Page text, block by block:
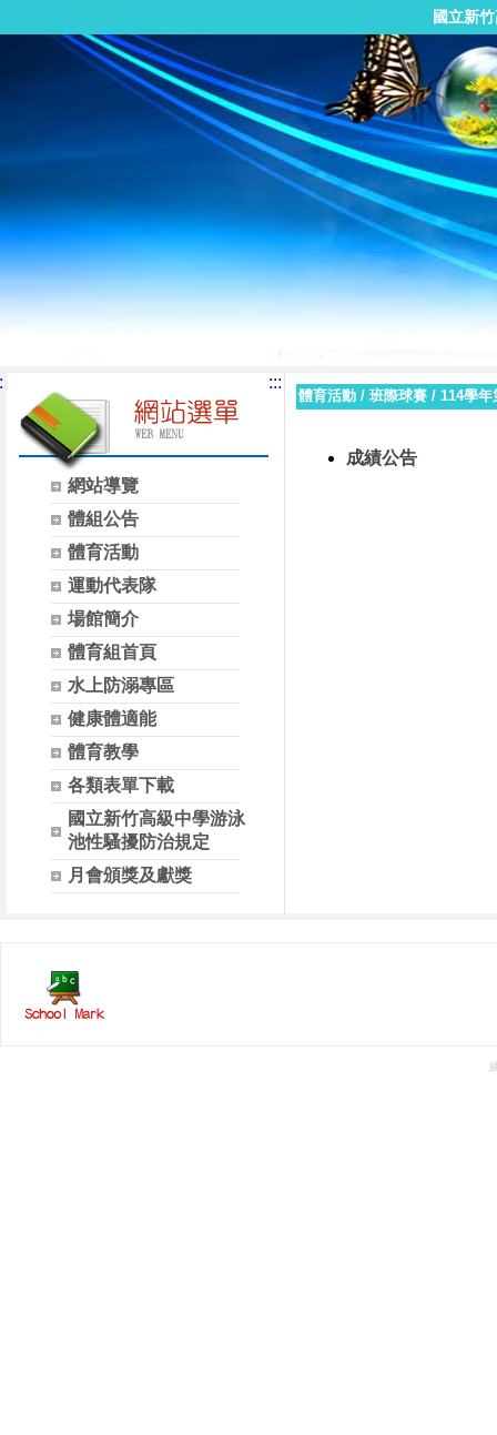
國立新
網站導覽
體組公告
體育活動
運動代表隊
場館簡介
體育組首頁
水上防溺專區
健康體適能
體育教學
各類表單下載
國立新竹高級中學游泳
池性騷擾防治規定
月會頒獎及獻獎
:::
體育活動 / 班際球賽 / 114學年
成績公告